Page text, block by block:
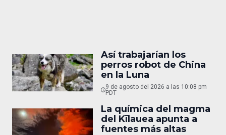
Así trabajarían los
perros robot de China
en la Luna
9 de agosto del 2026 a las 10:08 pm
PDT
La química del magma
del Kīlauea apunta a
fuentes más altas